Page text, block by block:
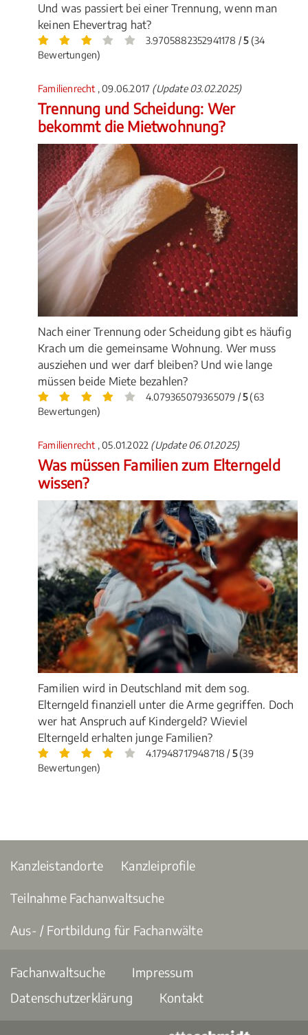
Und was passiert bei einer Trennung, wenn man
keinen Ehevertrag hat?
3.9705882352941178 /5(34
Bewertungen)
Familienrecht , 09.06.2017 (Update 03.02.2025)
Trennung und Scheidung: Wer
bekommt die Mietwohnung?
Nach einer Trennung oder Scheidung gibt es häufig
Krach um die gemeinsame Wohnung. Wer muss
ausziehen und wer darf bleiben? Und wie lange
müssen beide Miete bezahlen?
4.079365079365079 /5(63
Bewertungen)
Familienrecht , 05.01.2022 (Update 06.01.2025)
Was müssen Familien zum Elterngeld
wissen?
Familien wird in Deutschland mit dem sog.
Elterngeld finanziell unter die Arme gegriffen. Doch
wer hat Anspruch auf Kindergeld? Wieviel
Elterngeld erhalten junge Familien?
4.17948717948718 / 5(39
Bewertungen)
Kanzleistandorte Kanzleiprofile
Teilnahme Fachanwaltsuche
Aus- / Fortbildung für Fachanwälte
Fachanwaltsuche
Impressum
Datenschutzerklärung
Kontakt